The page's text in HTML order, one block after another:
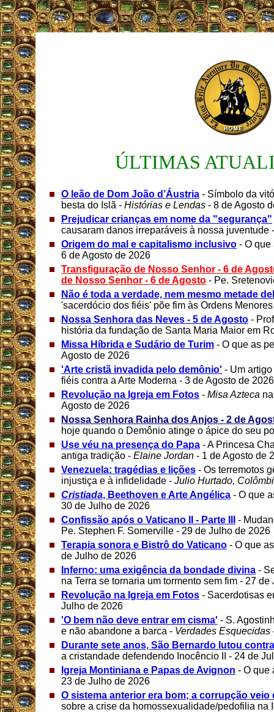
ÚLTIMAS
O leão de Dom João d’Áustria - Símbolo da
besta do Islã - Histórias e Lendas - 8 de Agosto
Prejudicar crianças em nome da "segurança"
causaram danos irreparáveis ​​à nossa juventude
Origem do mal e capitalismo inclusivo - O que
6 de Agosto de 2026
Transfiguração de Nosso Senhor - 6 de
de Nosso Senhor - 6 de Agosto - Pe.
Não é toda a verdade, nem mesmo metade
'sacerdócio dos fiéis' põe fim às Ordens
Nossa Senhora das Neves - 5 de Agosto -
história da fundação de Santa Maria Maior em
Missa Híbrida e Sudário de Turim - O que as
Agosto de 2026
'Arte cristã invadida pelo demônio' - Um
fiéis contra a Arte Moderna - 3 de Agosto de 2026
Revolução na Igreja em Fotos - Misa Azteca
Agosto de 2026
Nossa Senhora Rainha dos Anjos - 2 de
hoje quando o Demônio atinge o ápice do seu
Use véu na presença do Papa - A Princesa
antiga tradição - Elaine Jordan - 1 de Agosto de
Venezuela: tragédias e lições - Os terremotos
injustiça e à infidelidade - Julio Hurtado,
Cristiada, Beethoven e Arte Angélica - O que
30 de Julho de 2026
Confissão após o Vaticano II - Parte III
-
Pe. Stephen F. Somerville - 29 de Julho de 2026
Terapia sonora e Bistrô do Vaticano - O que
de Julho de 2026
Inferno: uma exigência da bondade divina -
na Terra se tornaria um tormento sem fim - 27
Revolução na Igreja em Fotos - Sacerdotisas
Julho de 2026
'O bem não deve entrar em cisma' - S.
e não abandone a barca - Verdades Esquecidas
Durante sete anos, São Bernardo lutou
a cristandade defendendo Inocêncio II - 24 de
Igreja Montiniana e Papas de Avignon - O que
23 de Julho de 2026
O sistema anterior era bom; a corrupção veio
sobre a crise da homossexualidade/pedofilia na